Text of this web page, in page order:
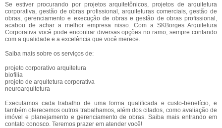
Se estiver procurando por projetos arquitetônicos, projetos de arquitetura
corporativa, gestão de obras profissional, arquiteturas comerciais, gestão de
obras, gerenciamento e execução de obras e gestão de obras profissional,
acabou de achar a melhor empresa nisso. Com a SKBorges Arquitetura
Corporativa você pode encontrar diversas opções no ramo, sempre contando
com a qualidade e a excelência que você merece.
Saiba mais sobre os serviços de:
projeto corporativo arquitetura
biofilia
projeto de arquitetura corporativa
neuroarquitetura
Executamos cada trabalho de uma forma qualificada e custo-benefício, e
também oferecemos outros trabalhamos, além dos citados, como avaliação de
imóvel e planejamento e gerenciamento de obras. Saiba mais entrando em
contato conosco. Teremos prazer em atender você!